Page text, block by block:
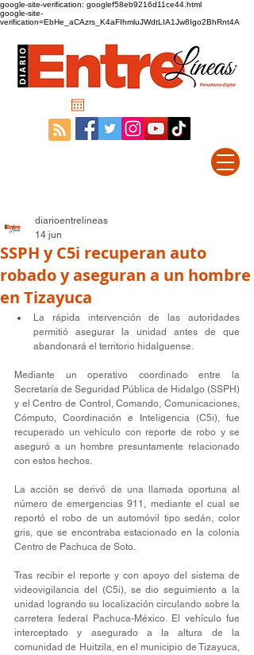
google-site-verification: googlef58eb9216d11ce44.html
google-site-
verification=EbHe_aCAzrs_K4aFIhmluJWdtLIA1Jw8Igo2BhRnt4A
SSPH y C5i recuperan auto
robado y aseguran a un hombre
en Tizayuca
diarioentrelineas
14 jun
La rápida intervención de las autoridades
permitió asegurar la unidad antes de que
abandonará el territorio hidalguense.
Mediante un operativo coordinado entre la
Secretaría de Seguridad Pública de Hidalgo (SSPH)
y el Centro de Control, Comando, Comunicaciones,
Cómputo, Coordinación e Inteligencia (C5i), fue
recuperado un vehículo con reporte de robo y se
aseguró a un hombre presuntamente relacionado
con estos hechos.
La acción se derivó de una llamada oportuna al
número de emergencias 911, mediante el cual se
reportó el robo de un automóvil tipo sedán, color
gris, que se encontraba estacionado en la colonia
Centro de Pachuca de Soto.
Tras recibir el reporte y con apoyo del sistema de
videovigilancia del (C5i), se dio seguimiento a la
unidad logrando su localización circulando sobre la
carretera federal Pachuca-México. El vehículo fue
interceptado y asegurado a la altura de la
comunidad de Huitzila, en el municipio de Tizayuca,